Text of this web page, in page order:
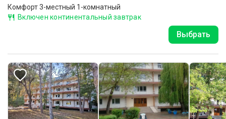
Комфорт 3-местный 1-комнатный
Включен континентальный завтрак
Выбрать